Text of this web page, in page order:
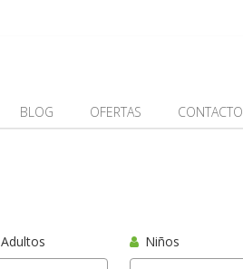
BLOG OFERTAS CONTACTO
Adultos Niños